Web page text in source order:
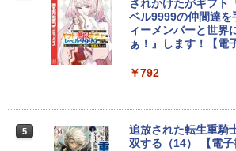
付きノートパソコン
s11 初期設定済 Web
キーボード 14.1型
ジネス 大学生 プレゼ
￥189,800
ズ F77 27型 / Core
GB / SSD 1TB /
ce付き
IPS105FHDPR
￥14,440
元！】ゲーミングモ
ター 液晶ディスプレ
40) Fast IPS 200Hz
されかけたがギフト
ベル9999の仲間達を
ィーメンバーと世界
ぁ！』します！【電
￥792
5
追放された転生重騎
双する（14） 【電